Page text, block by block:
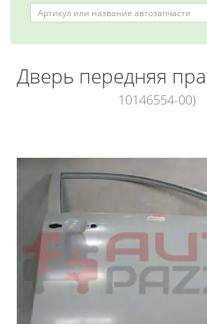
Дверь передняя
10146554-00)